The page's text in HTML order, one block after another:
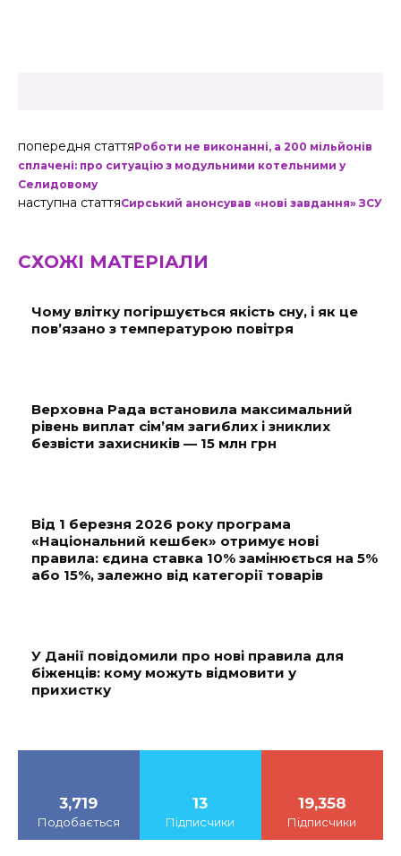
попередня статтяРоботи не виконанні, а 200 мільйонів
сплачені: про ситуацію з модульними котельними у
Селидовому
наступна статтяСирський анонсував «нові завдання» ЗСУ
СХОЖІ МАТЕРІАЛИ
Чому влітку погіршується якість сну, і як це
пов’язано з температурою повітря
Верховна Рада встановила максимальний
рівень виплат сім’ям загиблих і зниклих
безвісти захисників — 15 млн грн
Від 1 березня 2026 року програма
«Національний кешбек» отримує нові
правила: єдина ставка 10% замінюється на 5%
або 15%, залежно від категорії товарів
У Данії повідомили про нові правила для
біженців: кому можуть відмовити у
прихистку
3,719
Подобається
13
Підписчики
19,358
Підписчики